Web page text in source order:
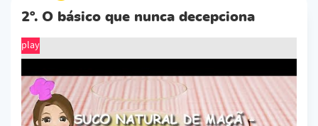
2º. O básico que nunca decepciona
play